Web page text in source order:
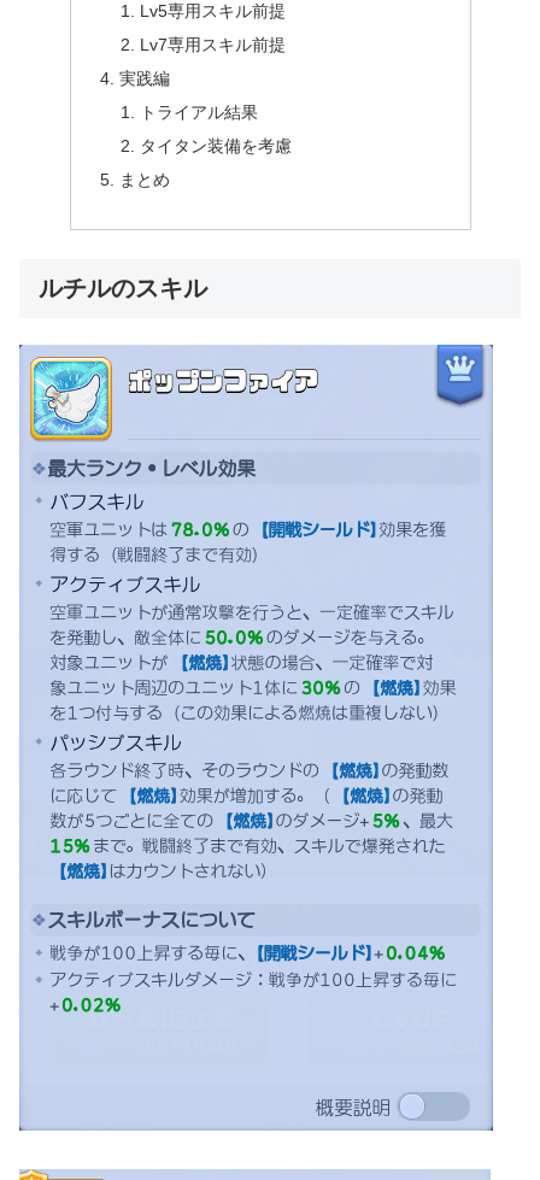
Lv5専用スキル前提
Lv7専用スキル前提
実践編
トライアル結果
タイタン装備を考慮
まとめ
ルチルのスキル